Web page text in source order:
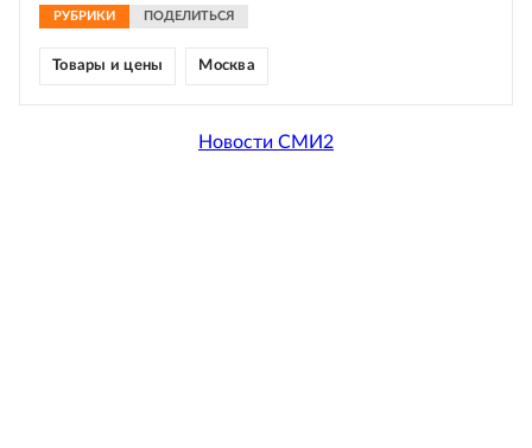
РУБРИКИ ПОДЕЛИТЬСЯ
Товары и цены Москва
Новости СМИ2